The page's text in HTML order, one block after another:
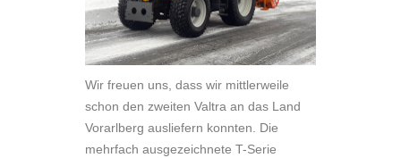
Wir freuen uns, dass wir mittlerweile
schon den zweiten Valtra an das Land
Vorarlberg ausliefern konnten. Die
mehrfach ausgezeichnete T-Serie